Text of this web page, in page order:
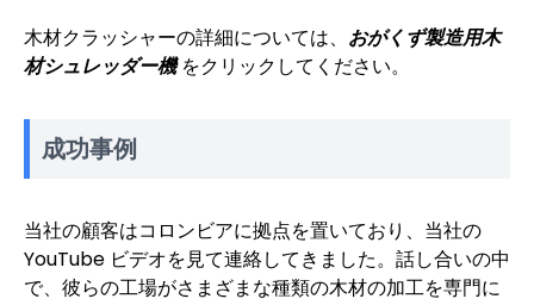
木材クラッシャーの詳細については、 おがくず製造用木
材シュレッダー機をクリックしてください。
成功事例
当社の顧客はコロンビアに拠点を置いており、当社の
YouTube ビデオを見て連絡してきました。話し合いの中
で、彼らの工場がさまざまな種類の木材の加工を専門に